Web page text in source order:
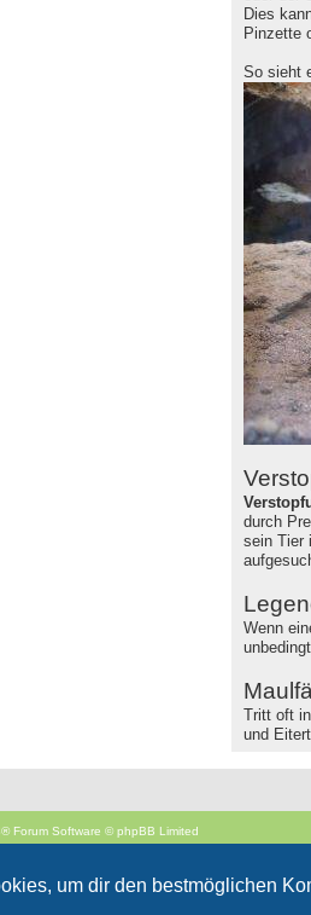
um dir den bestmöglichen
Dies
Pinzette
So sieht
durch
sein Tier
Wenn
Tritt oft
und
® Forum Software © phpBB Limited
durchphpBB.de